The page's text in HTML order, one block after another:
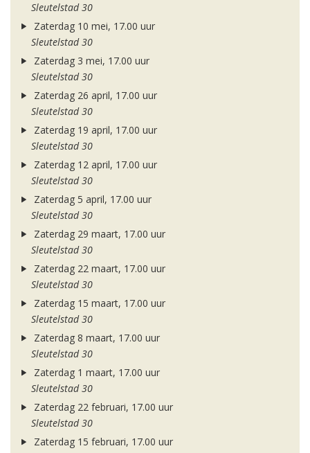
Sleutelstad 30
Zaterdag 10 mei, 17.00 uur
Sleutelstad 30
Zaterdag 3 mei, 17.00 uur
Sleutelstad 30
Zaterdag 26 april, 17.00 uur
Sleutelstad 30
Zaterdag 19 april, 17.00 uur
Sleutelstad 30
Zaterdag 12 april, 17.00 uur
Sleutelstad 30
Zaterdag 5 april, 17.00 uur
Sleutelstad 30
Zaterdag 29 maart, 17.00 uur
Sleutelstad 30
Zaterdag 22 maart, 17.00 uur
Sleutelstad 30
Zaterdag 15 maart, 17.00 uur
Sleutelstad 30
Zaterdag 8 maart, 17.00 uur
Sleutelstad 30
Zaterdag 1 maart, 17.00 uur
Sleutelstad 30
Zaterdag 22 februari, 17.00 uur
Sleutelstad 30
Zaterdag 15 februari, 17.00 uur